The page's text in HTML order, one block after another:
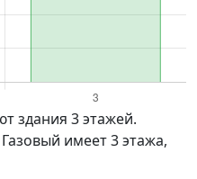
имеет 3 этажа,